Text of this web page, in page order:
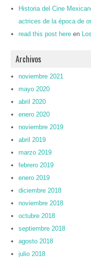
Historia del Cine
actrices de la época de
read this post here en
Archivos
noviembre 2021
mayo 2020
abril 2020
enero 2020
noviembre 2019
abril 2019
marzo 2019
febrero 2019
enero 2019
diciembre 2018
noviembre 2018
octubre 2018
septiembre 2018
agosto 2018
julio 2018